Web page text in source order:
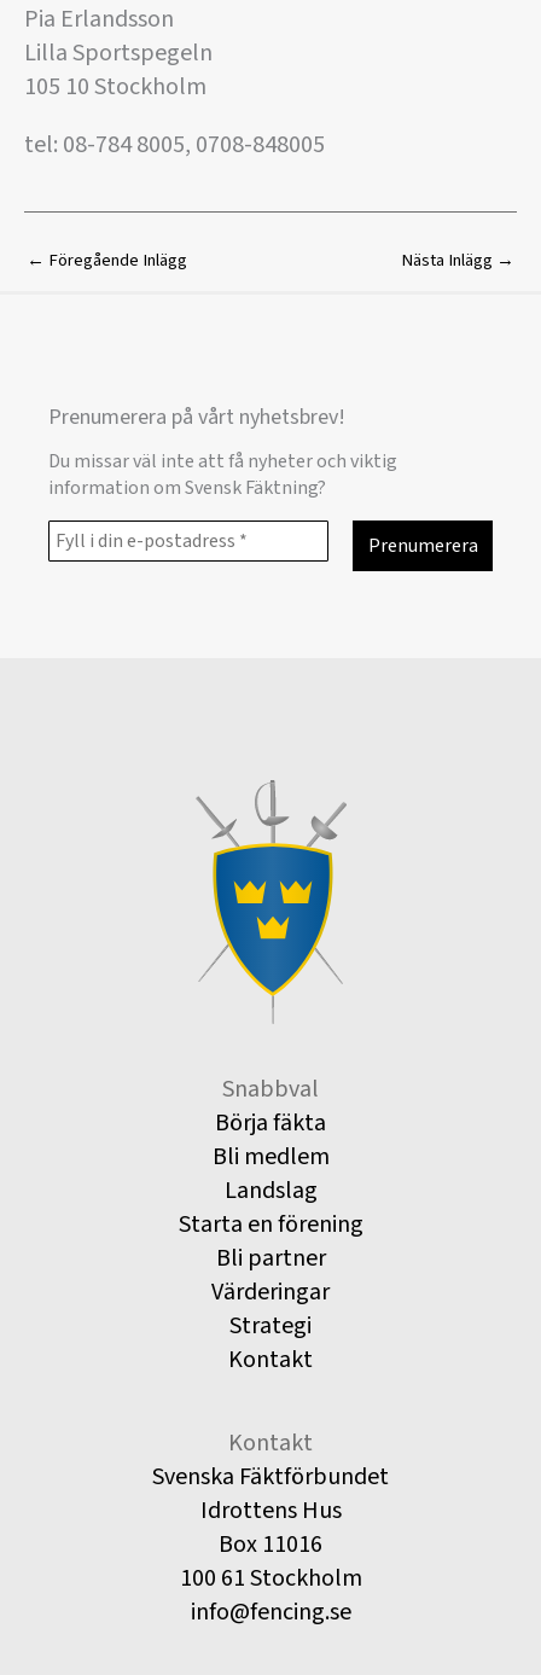
Pia Erlandsson
Lilla Sportspegeln
105 10 Stockholm
tel: 08-784 8005, 0708-848005
← Föregående Inlägg Nästa Inlägg →
Prenumerera på vårt nyhetsbrev!
Du missar väl inte att få nyheter och viktig
information om Svensk Fäktning?
Snabbval
Börja fäkta
Bli medlem
Landslag
Starta en förening
Bli partner
Värderingar
Strategi
Kontakt
Kontakt
Svenska Fäktförbundet
Idrottens Hus
Box 11016
100 61 Stockholm
info@fencing.se